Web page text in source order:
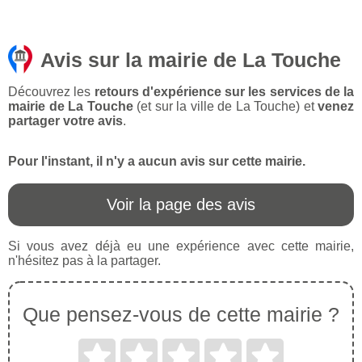
Avis sur la mairie de La Touche
Découvrez les retours d'expérience sur les services de la
mairie de La Touche(et sur la ville de La Touche) etvenez
partager votre avis.
Pour l'instant, il n'y a aucun avis sur cette mairie.
Voir la page des avis
Si vous avez déjà eu une expérience avec cette mairie,
n'hésitez pas à la partager.
Que pensez-vous de cette mairie ?